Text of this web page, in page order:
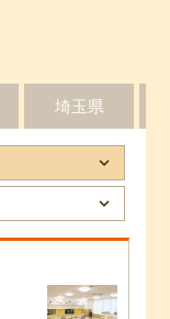
埼玉県
keyboard_arrow_down
keyboard_arrow_down